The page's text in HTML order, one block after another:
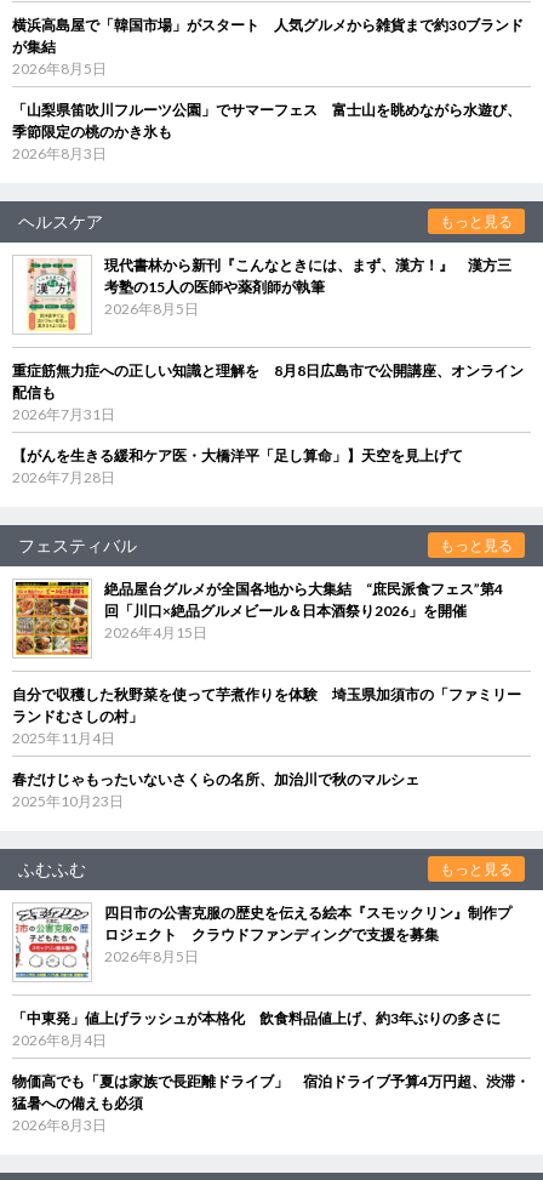
横浜高島屋で「韓国市場」がスタート 人気グルメから雑貨まで約30ブランド
が集結
2026年8月5日
「山梨県笛吹川フルーツ公園」でサマーフェス 富士山を眺めながら水遊び、
季節限定の桃のかき氷も
2026年8月3日
ヘルスケア もっと見る
現代書林から新刊『こんなときには、まず、漢方！』 漢方三
考塾の15人の医師や薬剤師が執筆
2026年8月5日
重症筋無力症への正しい知識と理解を 8月8日広島市で公開講座、オンライン
配信も
2026年7月31日
【がんを生きる緩和ケア医・大橋洋平「足し算命」】天空を見上げて
2026年7月28日
フェスティバル もっと見る
絶品屋台グルメが全国各地から大集結 “庶民派食フェス”第4
回「川口×絶品グルメビール＆日本酒祭り2026」を開催
2026年4月15日
自分で収穫した秋野菜を使って芋煮作りを体験 埼玉県加須市の「ファミリー
ランドむさしの村」
2025年11月4日
春だけじゃもったいないさくらの名所、加治川で秋のマルシェ
2025年10月23日
ふむふむ もっと見る
四日市の公害克服の歴史を伝える絵本『スモックリン』制作プ
ロジェクト クラウドファンディングで支援を募集
2026年8月5日
「中東発」値上げラッシュが本格化 飲食料品値上げ、約3年ぶりの多さに
2026年8月4日
物価高でも「夏は家族で長距離ドライブ」 宿泊ドライブ予算4万円超、渋滞・
猛暑への備えも必須
2026年8月3日